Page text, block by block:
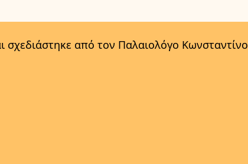
σχεδιάστηκε από τον Παλαιολόγο Κωνσταντίνο